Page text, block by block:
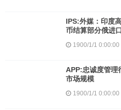
IPS:外媒：印度
币结算部分俄进
1900/1/1 0:00:00
APP:忠诚度管理
市场规模
1900/1/1 0:00:00